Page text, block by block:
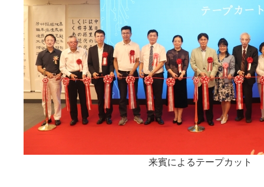
来賓によるテープカット